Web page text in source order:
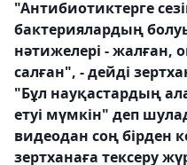
"Антибиотиктерге
бактериялардың
нәтижелері -
салған", - дейді
"Бұл науқастардың
етуі мүмкін" деп
видеодан соң бірден
зертханаға тексеру